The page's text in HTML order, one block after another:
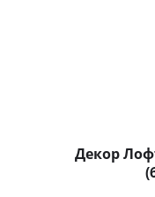
Декор